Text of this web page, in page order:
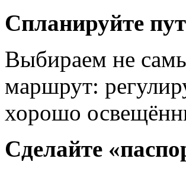
Спланируйте
Выбираем не
маршрут:
хорошо
Сделайте